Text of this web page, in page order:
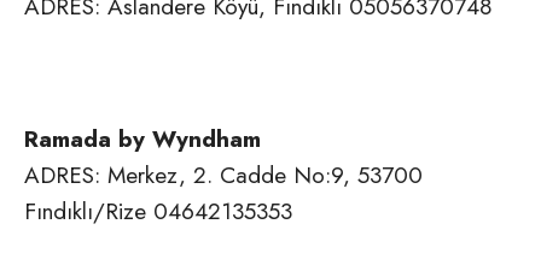
ADRES: Aslandere Köyü, Fındıklı 05056370748
Ramada by Wyndham
ADRES: Merkez, 2. Cadde No:9, 53700
Fındıklı/Rize 04642135353